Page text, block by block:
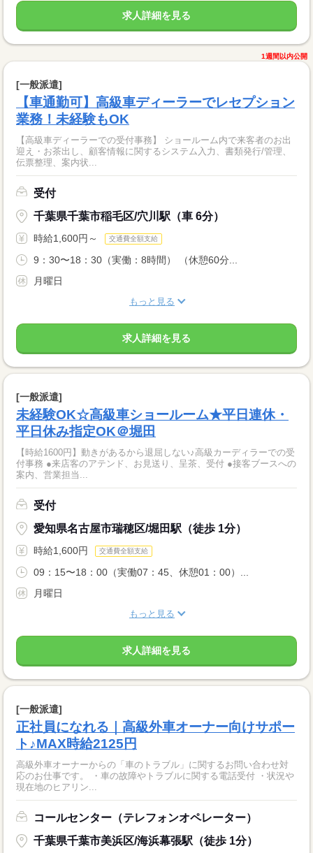
求人詳細を見る
1週間以内公開
[一般派遣]
【車通勤可】高級車ディーラーでレセプション
業務！未経験もOK
【高級車ディーラーでの受付事務】 ショールーム内で来客者のお出
迎え・お茶出し、顧客情報に関するシステム入力、書類発行/管理、
伝票整理、案内状...
受付
千葉県千葉市稲毛区/穴川駅（車 6分）
時給1,600円～ 交通費全額支給
9：30〜18：30（実働：8時間） （休憩60分...
月曜日
もっと見る
求人詳細を見る
[一般派遣]
未経験OK☆高級車ショールーム★平日連休・
平日休み指定OK＠堀田
【時給1600円】動きがあるから退屈しない♪高級カーディラーでの受
付事務 ●来店客のアテンド、お見送り、呈茶、受付 ●接客ブースへの
案内、営業担当...
受付
愛知県名古屋市瑞穂区/堀田駅（徒歩 1分）
時給1,600円 交通費全額支給
09：15〜18：00（実働07：45、休憩01：00）...
月曜日
もっと見る
求人詳細を見る
[一般派遣]
正社員になれる｜高級外車オーナー向けサポー
ト♪MAX時給2125円
高級外車オーナーからの「車のトラブル」に関するお問い合わせ対
応のお仕事です。 ・車の故障やトラブルに関する電話受付 ・状況や
現在地のヒアリン...
コールセンター（テレフォンオペレーター）
千葉県千葉市美浜区/海浜幕張駅（徒歩 1分）